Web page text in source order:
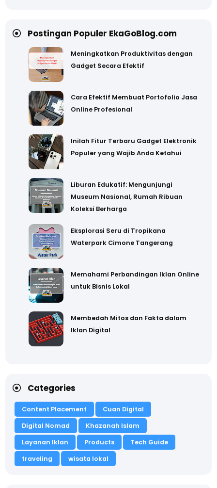
Postingan Populer EkaGoBlog.com
Meningkatkan Produktivitas dengan
Gadget Secara Efektif
Cara Efektif Membuat Portofolio Jasa
Online Profesional
Inilah Fitur Terbaru Gadget Elektronik
Populer yang Wajib Anda Ketahui
Liburan Edukatif: Mengunjungi
Museum Nasional, Rumah Ribuan
Koleksi Berharga
Eksplorasi Seru di Tropikana
Waterpark Cimone Tangerang
Memahami Perbandingan Iklan Online
untuk Bisnis Lokal
Membedah Mitos dan Fakta dalam
Iklan Digital
Categories
Content Placement
Cuan Digital
Digital Nomad
Khazanah Islam
Layanan Iklan
Products
Tech Guide
traveling
wisata lokal